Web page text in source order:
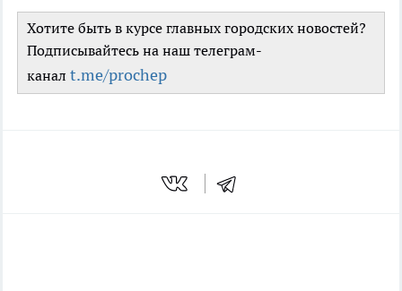
Хотите быть в курсе главных городских новостей?
Подписывайтесь на наш телеграм-
канал t.me/prochep